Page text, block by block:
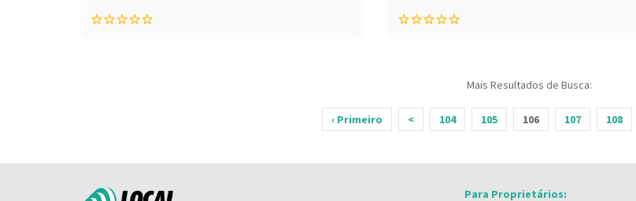
Mais Resultados de Busca:
‹ Primeiro < 104 105 106 107 108
Para Proprietários: